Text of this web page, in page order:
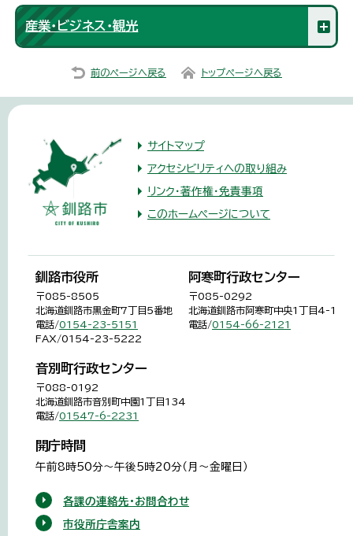
産業・ビジネス・観光
前のページへ戻る トップページへ戻る
サイトマップ
アクセシビリティへの取り組み
リンク・著作権・免責事項
このホームページについて
釧路市役所
〒085-8505
北海道釧路市黒金町7丁目5番地
電話/0154-23-5151
FAX/0154-23-5222
阿寒町行政センター
〒085-0292
北海道釧路市阿寒町中央1丁目4-1
電話/0154-66-2121
音別町行政センター
〒088-0192
北海道釧路市音別町中園1丁目134
電話/01547-6-2231
開庁時間
午前8時50分～午後5時20分（月～金曜日）
各課の連絡先・お問合わせ
市役所庁舎案内